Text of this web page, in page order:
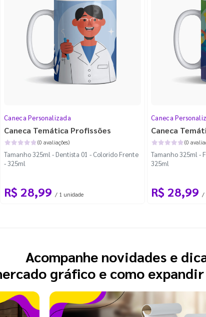
Caneca Personalizada
Caneca Temática Profissões
(0 avaliações)
Tamanho 325ml - Dentista 01 - Colorido Frente
- 325ml
R$ 28,99 / 1 unidade
Caneca
Caneca
(0
Tamanho 325ml -
325ml
R$ 28,99 /
Acompanhe novidades e
gráfico e como